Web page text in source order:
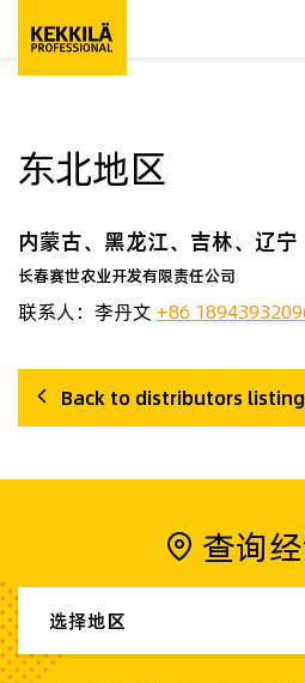
东北地区
内蒙古、黑龙江、吉林、辽宁
长春赛世农业开发有限责任公司
联系人：李丹文 +86
Back to distributors listing
查询
选择地区